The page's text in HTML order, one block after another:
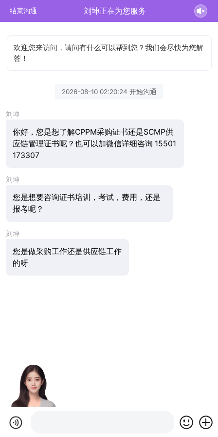
结束沟通 刘坤正在为您服务
欢迎您来访问，请问有什么可以帮到您？我们会尽快为您解
答！
2026-08-10 02:20:24 开始沟通
刘坤
你好，您是想了解CPPM采购证书还是SCMP供
应链管理证书呢？也可以加微信详细咨询 15501
173307
刘坤
您是想要咨询证书培训，考试，费用，还是
报考呢？
刘坤
您是做采购工作还是供应链工作
的呀